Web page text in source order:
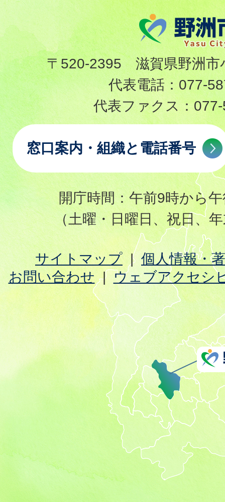
〒520-2395 滋賀県野洲市
代表電話： 077-
代表ファクス：
窓口案内・組織と電話番号
開庁時間：午前9時から
（土曜・日曜日、祝日、
サイトマップ
個人情報・
お問い合わせ
ウェブアクセシ